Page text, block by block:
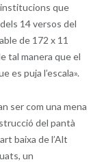
que
14 versos del
de 172 x 11
tal manera que el
es puja l’escala».
ser com una mena
del pantà
baixa de l’Alt
un